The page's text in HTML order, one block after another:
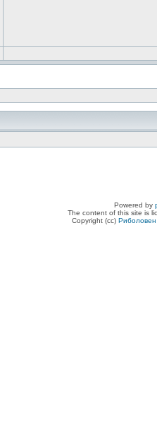
Powered by
The content of this site is
Copyright (cc)